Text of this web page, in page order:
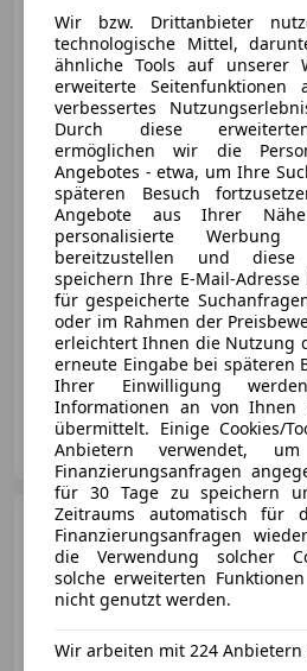
€
05/2024 13 239 km
441 kW (600 PS)
Porsche Inter Auto GmbH & Co KG
AT-1230 Wien
€
Wir bzw. Drittanbieter
technologische Mittel,
ähnliche Tools auf unserer
erweiterte Seitenfunktionen
verbessertes
Durch diese
ermöglichen wir die
Angebotes - etwa, um Ihre
späteren Besuch
Angebote aus Ihrer
personalisierte
bereitzustellen und
speichern Ihre E-Mail-
für gespeicherte
oder im Rahmen der
erleichtert Ihnen die Nutzung
erneute Eingabe bei späteren
Ihrer Einwilligung
Informationen an von Ihnen
übermittelt. Einige Cookies/
Anbietern verwendet,
Finanzierungsanfragen
für 30 Tage zu speichern
Zeitraums automatisch für
Finanzierungsanfragen
die Verwendung solcher
solche erweiterten
nicht genutzt werden.
Wir arbeiten mit 224 Anbietern